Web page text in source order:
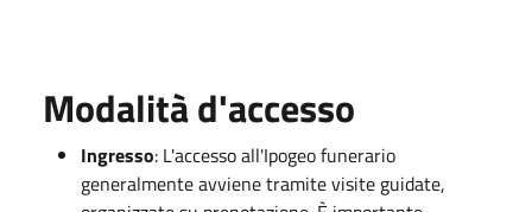
Modalità d'accesso
Ingresso: L'accesso all'Ipogeo funerario
generalmente avviene tramite visite guidate,